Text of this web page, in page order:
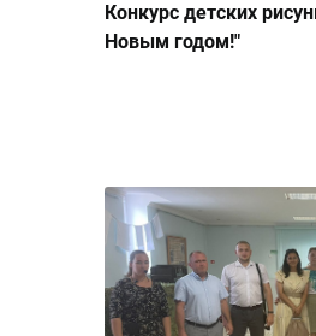
Конкурс детских
Новым годом!"